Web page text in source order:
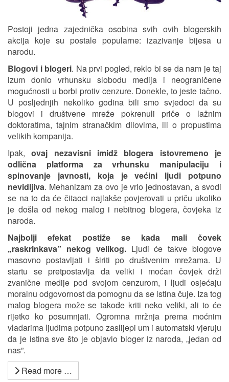
Postoji jedna zajednička osobina svih ovih blogerskih
akcija koje su postale popularne: izazivanje bijesa u
narodu.
Blogovi i blogeri. Na prvi pogled, reklo bi se da nam je taj
izum donio vrhunsku slobodu medija i neograničene
mogućnosti u borbi protiv cenzure. Donekle, to jeste tačno.
U posljednjih nekoliko godina bili smo svjedoci da su
blogovi i društvene mreže pokrenuli priče o lažnim
doktoratima, tajnim stranačkim dilovima, ili o propustima
velikih kompanija.
Ipak,ovaj nezavisni imidž blogera istovremeno je
odlična platforma za vrhunsku manipulaciju i
spinovanje javnosti, koja je većini ljudi potpuno
nevidljiva. Mehanizam za ovo je vrlo jednostavan, a svodi
se na to da će čitaoci najlakše povjerovati u priču ukoliko
je došla od nekog malog i nebitnog blogera, čovjeka iz
naroda.
Najbolji efekat postiže se kada mali čovek
„raskrinkava” nekog velikog.Ljudi će takve blogove
masovno postavljati i širiti po društvenim mrežama. U
startu se pretpostavlja da veliki i moćan čovjek drži
zvanične medije pod svojom cenzurom, i ljudi osjećaju
moralnu odgovornost da pomognu da se istina čuje. Iza tog
malog blogera može se takođe kriti neko veliki, ali to će
rijetko ko posumnjati. Ogromna mržnja prema moćnim
vladarima ljudima potpuno zaslijepi um i automatski vjeruju
da je istina sve što je objavio bloger iz naroda, „jedan od
nas”.
Read more …